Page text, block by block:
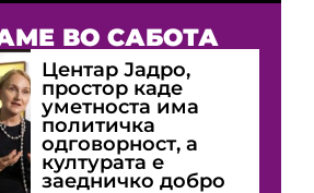
ВО САБОТА
Центар Јадро,
простор каде
уметноста има
политичка
одговорност, а
културата е
заедничко добро